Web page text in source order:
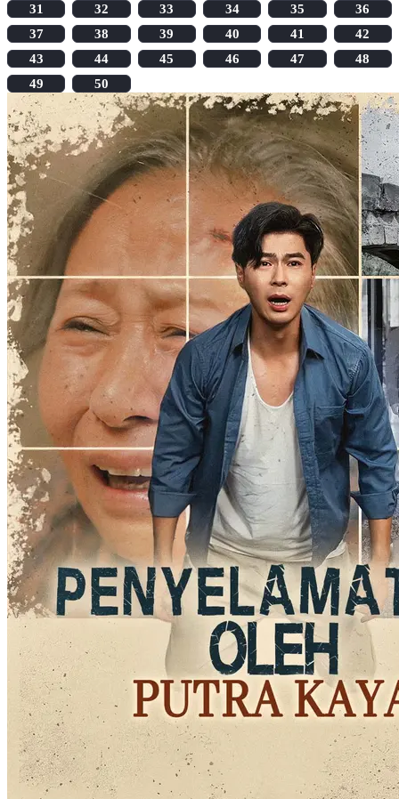
31
32 33 34 35
36
37
38 39 40 41
42
43
44 45 46 47
48
49
50